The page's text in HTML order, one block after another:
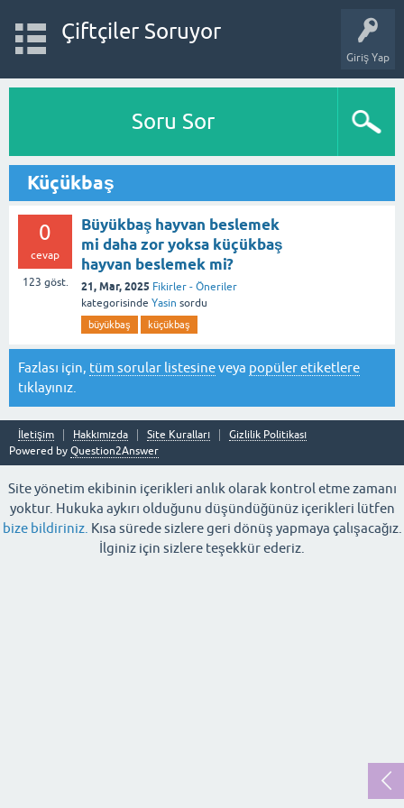
Giriş Yap
Çiftçiler Soruyor
Soru Sor
Küçükbaş
0
cevap
123 göst.
Büyükbaş hayvan beslemek
mi daha zor yoksa küçükbaş
hayvan beslemek mi?
21, Mar, 2025 Fikirler - Öneriler
kategorisinde Yasin sordu
büyükbaş küçükbaş
Fazlası için, tüm sorular listesineveya popüler etiketlere
tıklayınız.
İletişim Hakkımızda Site Kuralları
Gizlilik Politikası
Powered by Question2Answer
Site yönetim ekibinin içerikleri anlık olarak kontrol etme zamanı
yoktur. Hukuka aykırı olduğunu düşündüğünüz içerikleri lütfen
bize bildiriniz. Kısa sürede sizlere geri dönüş yapmaya çalışacağız.
İlginiz için sizlere teşekkür ederiz.